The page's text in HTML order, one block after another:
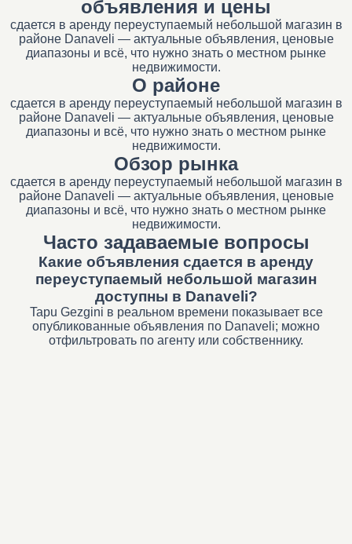
объявления и цены
сдается в аренду переуступаемый небольшой магазин в
районе Danaveli — актуальные объявления, ценовые
диапазоны и всё, что нужно знать о местном рынке
недвижимости.
О районе
сдается в аренду переуступаемый небольшой магазин в
районе Danaveli — актуальные объявления, ценовые
диапазоны и всё, что нужно знать о местном рынке
недвижимости.
Обзор рынка
сдается в аренду переуступаемый небольшой магазин в
районе Danaveli — актуальные объявления, ценовые
диапазоны и всё, что нужно знать о местном рынке
недвижимости.
Часто задаваемые вопросы
Какие объявления сдается в аренду
переуступаемый небольшой магазин
доступны в Danaveli?
Tapu Gezgini в реальном времени показывает все
опубликованные объявления по Danaveli; можно
отфильтровать по агенту или собственнику.